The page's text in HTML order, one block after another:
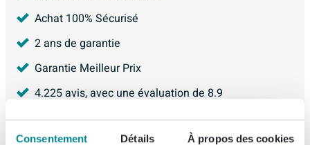
Consentement Détails À propos des cookies
Achat 100% Sécurisé
2 ans de garantie
Garantie Meilleur Prix
4.225avis, avec une évaluation de 8.9